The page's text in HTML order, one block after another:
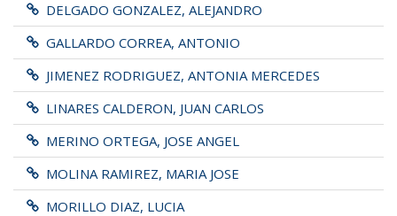
DELGADO GONZALEZ, ALEJANDRO
GALLARDO CORREA, ANTONIO
JIMENEZ RODRIGUEZ, ANTONIA MERCEDES
LINARES CALDERON, JUAN CARLOS
MERINO ORTEGA, JOSE ANGEL
MOLINA RAMIREZ, MARIA JOSE
MORILLO DIAZ, LUCIA